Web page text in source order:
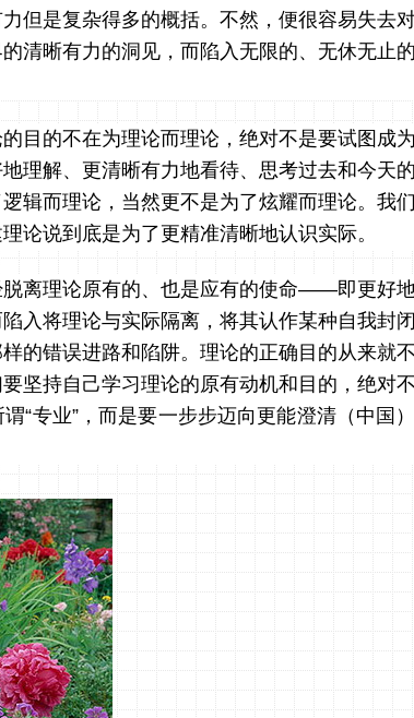
但是复杂得多的概括。不然，便很容易失去
清晰有力的洞见，而陷入无限的、无休无止
目的不在为理论而理论，绝对不是要试图成
理解、更清晰有力地看待、思考过去和今天
辑而理论，当然更不是为了炫耀而理论。我
论说到底是为了更精准清晰地认识实际。
离理论原有的、也是应有的使命——即更好
入将理论与实际隔离，将其认作某种自我封
的错误进路和陷阱。理论的正确目的从来就
坚持自己学习理论的原有动机和目的，绝对
“专业”，而是要一步步迈向更能澄清（中国